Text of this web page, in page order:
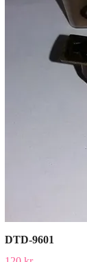
DTD-9601